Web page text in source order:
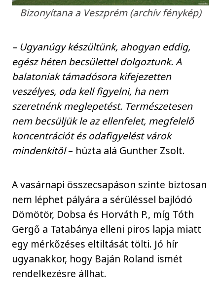
Bizonyítana a Veszprém (archív fénykép)
– Ugyanúgy készültünk, ahogyan eddig,
egész héten becsülettel dolgoztunk. A
balatoniak támadósora kifejezetten
veszélyes, oda kell figyelni, ha nem
szeretnénk meglepetést. Természetesen
nem becsüljük le az ellenfelet, megfelelő
koncentrációt és odafigyelést várok
mindenkitől– húzta alá Gunther Zsolt.
A vasárnapi összecsapáson szinte biztosan
nem léphet pályára a sérüléssel bajlódó
Dömötör, Dobsa és Horváth P., míg Tóth
Gergő a Tatabánya elleni piros lapja miatt
egy mérkőzéses eltiltását tölti. Jó hír
ugyanakkor, hogy Baján Roland ismét
rendelkezésre állhat.